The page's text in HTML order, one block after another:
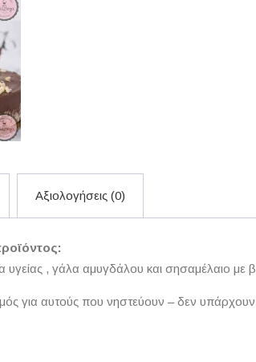
Αξιολογήσεις (0)
υγείας , γάλα αμυγδάλου και σησαμέλαιο
για αυτούς που νηστεύουν – δεν